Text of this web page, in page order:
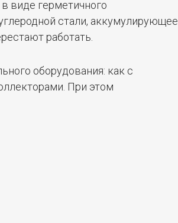
виде герметичного
стали, аккумулирующее
работать.
оборудования: как с
При этом